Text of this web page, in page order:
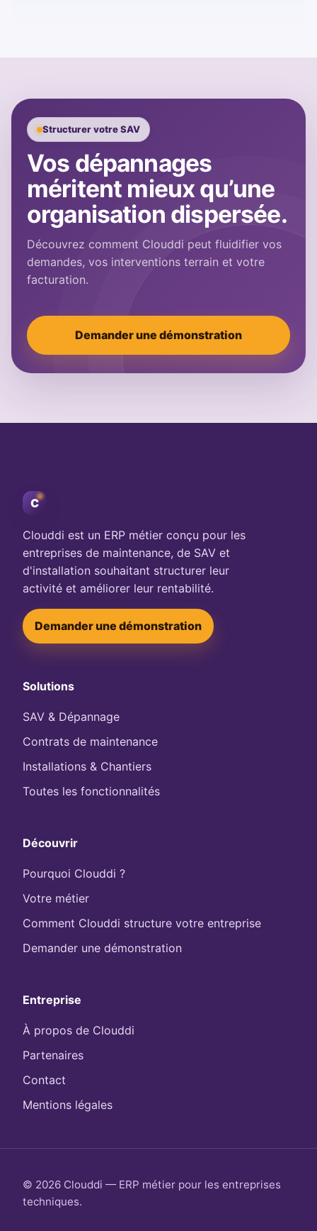
Structurer votre SAV
Vos dépannages
méritent mieux qu’une
organisation dispersée.
Découvrez comment Clouddi peut fluidifier vos
demandes, vos interventions terrain et votre
facturation.
Demander une démonstration
C
Clouddi est un ERP métier conçu pour les
entreprises de maintenance, de SAV et
d'installation souhaitant structurer leur
activité et améliorer leur rentabilité.
Demander une démonstration
Solutions
SAV & Dépannage
Contrats de maintenance
Installations & Chantiers
Toutes les fonctionnalités
Découvrir
Pourquoi Clouddi ?
Votre métier
Comment Clouddi structure votre entreprise
Demander une démonstration
Entreprise
À propos de Clouddi
Partenaires
Contact
Mentions légales
© 2026 Clouddi — ERP métier pour les entreprises
techniques.